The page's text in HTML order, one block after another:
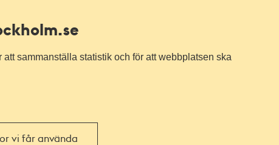
sammanställa statistik och för att webbplatsen ska
vi får använda